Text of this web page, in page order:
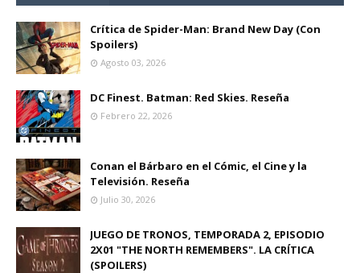
Crítica de Spider-Man: Brand New Day (Con
Spoilers)
Agosto 03, 2026
DC Finest. Batman: Red Skies. Reseña
Febrero 22, 2026
Conan el Bárbaro en el Cómic, el Cine y la
Televisión. Reseña
Julio 30, 2026
JUEGO DE TRONOS, TEMPORADA 2, EPISODIO
2X01 "THE NORTH REMEMBERS". LA CRÍTICA
(SPOILERS)